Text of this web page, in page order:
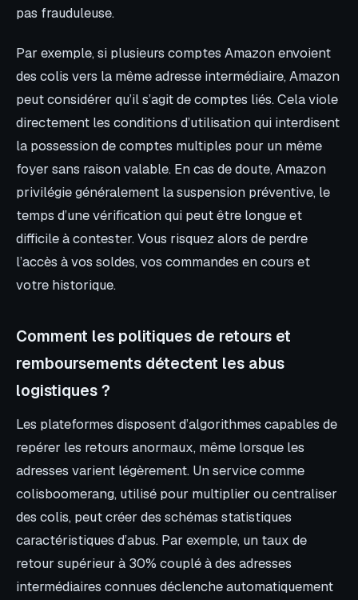
pas frauduleuse.
Par exemple, si plusieurs comptes Amazon envoient
des colis vers la même adresse intermédiaire, Amazon
peut considérer qu’il s’agit de comptes liés. Cela viole
directement les conditions d’utilisation qui interdisent
la possession de comptes multiples pour un même
foyer sans raison valable. En cas de doute, Amazon
privilégie généralement la suspension préventive, le
temps d’une vérification qui peut être longue et
difficile à contester. Vous risquez alors de perdre
l’accès à vos soldes, vos commandes en cours et
votre historique.
Comment les politiques de retours et
remboursements détectent les abus
logistiques ?
Les plateformes disposent d’algorithmes capables de
repérer les retours anormaux, même lorsque les
adresses varient légèrement. Un service comme
colisboomerang, utilisé pour multiplier ou centraliser
des colis, peut créer des schémas statistiques
caractéristiques d’abus. Par exemple, un taux de
retour supérieur à 30% couplé à des adresses
intermédiaires connues déclenche automatiquement